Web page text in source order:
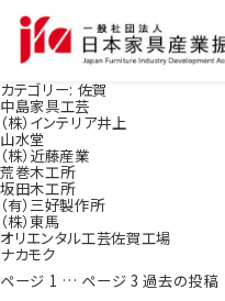
カテゴリー: 佐賀
中島家具工芸
（株）インテリア井上
山水堂
（株）近藤産業
荒巻木工所
坂田木工所
（有）三好製作所
（株）東馬
オリエンタル工芸佐賀工場
ナカモク
稿
ページ 1 … ページ 3 過去の投稿